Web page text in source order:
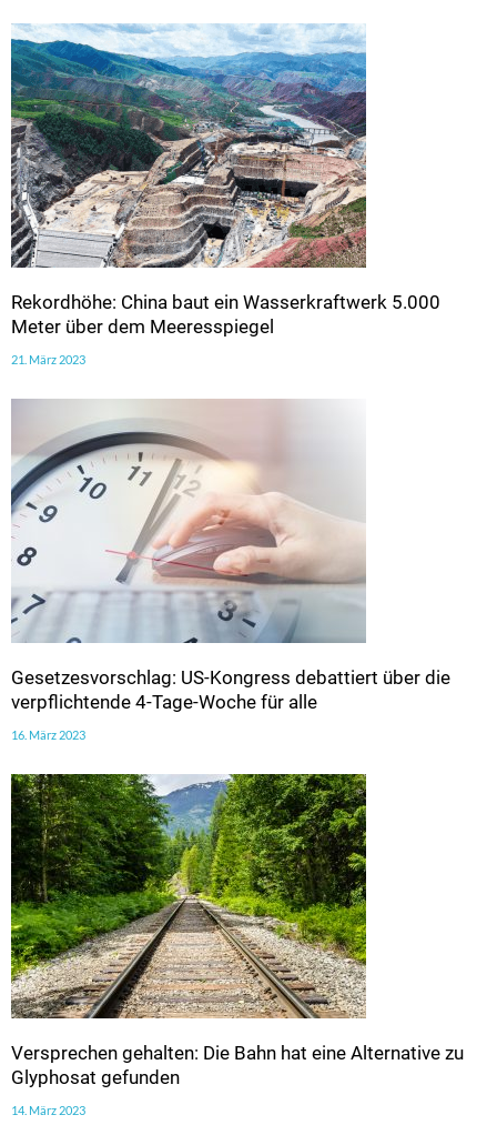
Rekordhöhe: China baut ein Wasserkraftwerk 5.000
Meter über dem Meeresspiegel
21. März 2023
Gesetzesvorschlag: US-Kongress debattiert über die
verpflichtende 4-Tage-Woche für alle
16. März 2023
Versprechen gehalten: Die Bahn hat eine Alternative zu
Glyphosat gefunden
14. März 2023